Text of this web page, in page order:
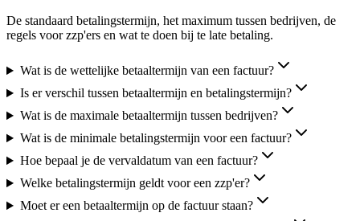
De standaard betalingstermijn, het maximum tussen bedrijven, de
regels voor zzp'ers en wat te doen bij te late betaling.
Wat is de wettelijke betaaltermijn van een factuur?
Is er verschil tussen betaaltermijn en betalingstermijn?
Wat is de maximale betaaltermijn tussen bedrijven?
Wat is de minimale betalingstermijn voor een factuur?
Hoe bepaal je de vervaldatum van een factuur?
Welke betalingstermijn geldt voor een zzp'er?
Moet er een betaaltermijn op de factuur staan?